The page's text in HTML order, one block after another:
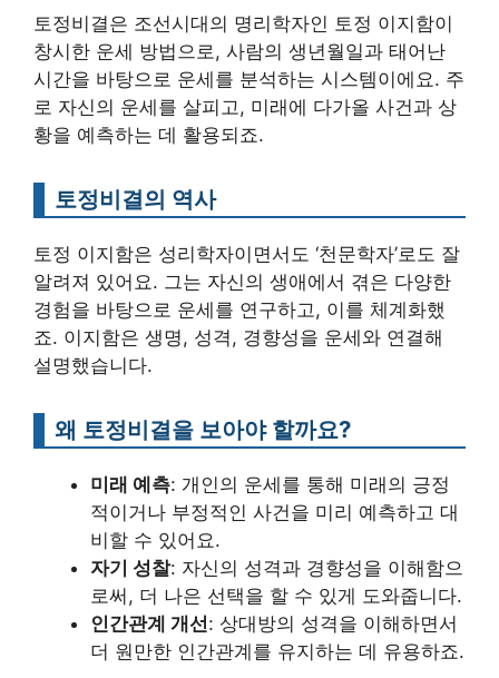
토정비결은 조선시대의 명리학자인 토정 이지함이
창시한 운세 방법으로, 사람의 생년월일과 태어난
시간을 바탕으로 운세를 분석하는 시스템이에요. 주
로 자신의 운세를 살피고, 미래에 다가올 사건과 상
황을 예측하는 데 활용되죠.
토정비결의 역사
토정 이지함은 성리학자이면서도 ‘천문학자’로도 잘
알려져 있어요. 그는 자신의 생애에서 겪은 다양한
경험을 바탕으로 운세를 연구하고, 이를 체계화했
죠. 이지함은 생명, 성격, 경향성을 운세와 연결해
설명했습니다.
왜 토정비결을 보아야 할까요?
미래 예측: 개인의 운세를 통해 미래의 긍정
적이거나 부정적인 사건을 미리 예측하고 대
비할 수 있어요.
자기 성찰: 자신의 성격과 경향성을 이해함으
로써, 더 나은 선택을 할 수 있게 도와줍니다.
인간관계 개선: 상대방의 성격을 이해하면서
더 원만한 인간관계를 유지하는 데 유용하죠.